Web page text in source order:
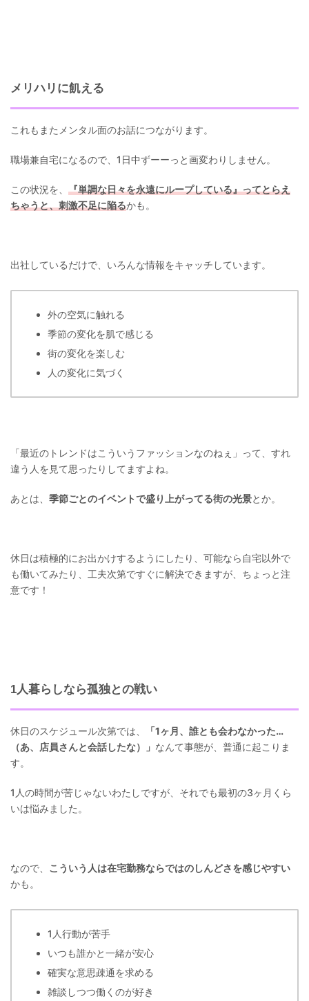
メリハリに飢える
これもまたメンタル面のお話につながります。
職場兼自宅になるので、1日中ずーーっと画変わりしません。
この状況を、 『単調な日々を永遠にループしている』ってとらえ
ちゃうと、刺激不足に陥るかも。
出社しているだけで、いろんな情報をキャッチしています。
外の空気に触れる
季節の変化を肌で感じる
街の変化を楽しむ
人の変化に気づく
「最近のトレンドはこういうファッションなのねぇ」って、すれ
違う人を見て思ったりしてますよね。
あとは、 季節ごとのイベントで盛り上がってる街の光景とか。
休日は積極的にお出かけするようにしたり、可能なら自宅以外で
も働いてみたり、工夫次第ですぐに解決できますが、ちょっと注
意です！
1人暮らしなら孤独との戦い
休日のスケジュール次第では、
「1ヶ月、誰とも会わなかった…
（あ、店員さんと会話したな）」 なんて事態が、普通に起こりま
す。
1人の時間が苦じゃないわたしですが、それでも最初の3ヶ月くら
いは悩みました。
なので、 こういう人は在宅勤務ならではのしんどさを感じやすい
かも。
1人行動が苦手
いつも誰かと一緒が安心
確実な意思疎通を求める
雑談しつつ働くのが好き